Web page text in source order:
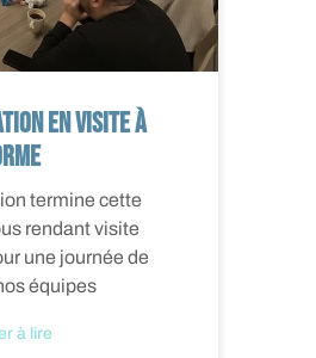
en visite à
termine cette
rendant visite
une journée de
équipes
à lire